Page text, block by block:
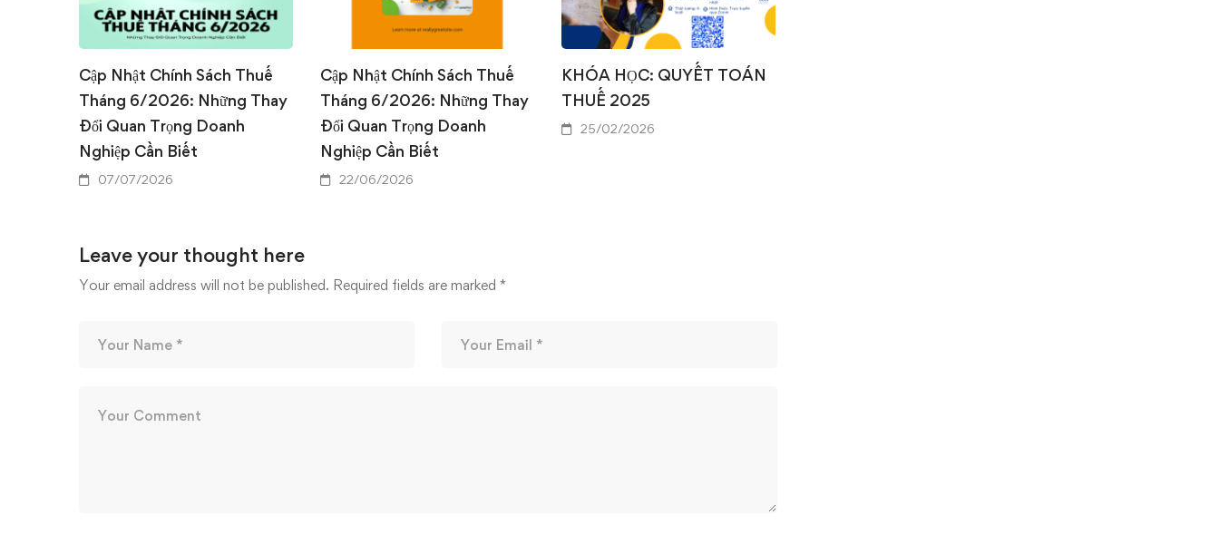
Cập Nhật Chính Sách Thuế
Tháng 6/2026: Những Thay
Đổi Quan Trọng Doanh
Nghiệp Cần Biết
07/07/2026
Cập Nhật Chính Sách Thuế
Tháng 6/2026: Những Thay
Đổi Quan Trọng Doanh
Nghiệp Cần Biết
22/06/2026
KHÓA HỌC: QUYẾT TOÁN
THUẾ 2025
25/02/2026
Leave your thought here
Your email address will not be published. Required fields are marked *